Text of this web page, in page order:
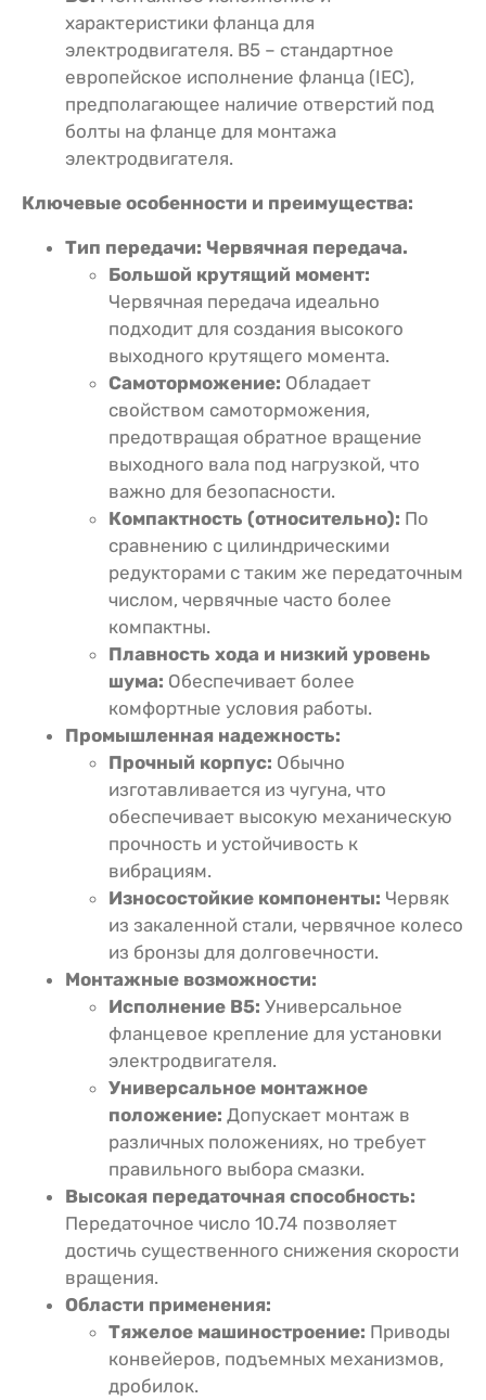
характеристики фланца для
электродвигателя. B5 – стандартное
европейское исполнение фланца (IEC),
предполагающее наличие отверстий под
болты на фланце для монтажа
электродвигателя.
Ключевые особенности и преимущества:
Тип передачи: Червячная передача.
Большой крутящий момент:
Червячная передача идеально
подходит для создания высокого
выходного крутящего момента.
Самоторможение: Обладает
свойством самоторможения,
предотвращая обратное вращение
выходного вала под нагрузкой, что
важно для безопасности.
Компактность (относительно): По
сравнению с цилиндрическими
редукторами с таким же передаточным
числом, червячные часто более
компактны.
Плавность хода и низкий уровень
шума: Обеспечивает более
комфортные условия работы.
Промышленная надежность:
Прочный корпус: Обычно
изготавливается из чугуна, что
обеспечивает высокую механическую
прочность и устойчивость к
вибрациям.
Износостойкие компоненты: Червяк
из закаленной стали, червячное колесо
из бронзы для долговечности.
Монтажные возможности:
Исполнение В5: Универсальное
фланцевое крепление для установки
электродвигателя.
Универсальное монтажное
положение: Допускает монтаж в
различных положениях, но требует
правильного выбора смазки.
Высокая передаточная способность:
Передаточное число 10.74 позволяет
достичь существенного снижения скорости
вращения.
Области применения:
Тяжелое машиностроение: Приводы
конвейеров, подъемных механизмов,
дробилок.